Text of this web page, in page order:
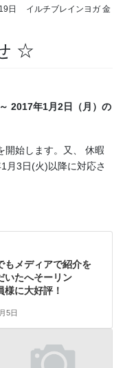
日
イルチブレインヨガ 金
☆
2017年1月2日（月）の
始します。又、 休暇
月3日(火)以降に対応さ
もメディアで紹介を
いたへそーリン
様に大好評！
5日